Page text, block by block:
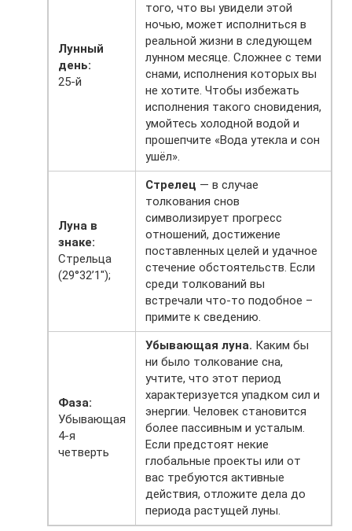
Лунный
день:
25-й
того, что вы увидели этой
ночью, может исполниться в
реальной жизни в следующем
лунном месяце. Сложнее с теми
снами, исполнения которых вы
не хотите. Чтобы избежать
исполнения такого сновидения,
умойтесь холодной водой и
прошепчите «Вода утекла и сон
ушёл».
Луна в
знаке:
Стрельца
(29°32’1″);
Стрелец — в случае
толкования снов
символизирует прогресс
отношений, достижение
поставленных целей и удачное
стечение обстоятельств. Если
среди толкований вы
встречали что-то подобное –
примите к сведению.
Фаза:
Убывающая
4-я
четверть
Убывающая луна. Каким бы
ни было толкование сна,
учтите, что этот период
характеризуется упадком сил и
энергии. Человек становится
более пассивным и усталым.
Если предстоят некие
глобальные проекты или от
вас требуются активные
действия, отложите дела до
периода растущей луны.